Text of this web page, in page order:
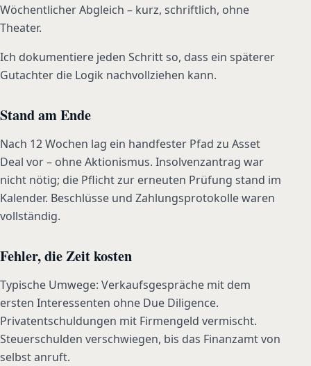
Wöchentlicher Abgleich – kurz, schriftlich, ohne
Theater.
Ich dokumentiere jeden Schritt so, dass ein späterer
Gutachter die Logik nachvollziehen kann.
Stand am Ende
Nach 12 Wochen lag ein handfester Pfad zu Asset
Deal vor – ohne Aktionismus. Insolvenzantrag war
nicht nötig; die Pflicht zur erneuten Prüfung stand im
Kalender. Beschlüsse und Zahlungsprotokolle waren
vollständig.
Fehler, die Zeit kosten
Typische Umwege: Verkaufsgespräche mit dem
ersten Interessenten ohne Due Diligence.
Privatentschuldungen mit Firmengeld vermischt.
Steuerschulden verschwiegen, bis das Finanzamt von
selbst anruft.